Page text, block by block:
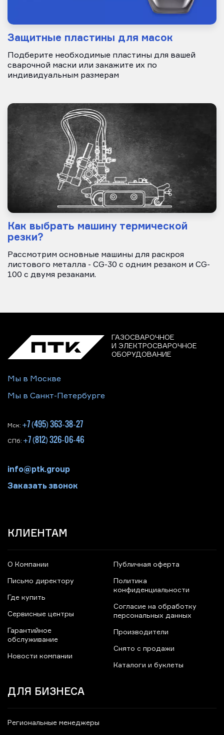
Защитные пластины для масок
Подберите необходимые пластины для вашей
сварочной маски или закажите их по
индивидуальным размерам
Как выбрать машину термической
резки?
Рассмотрим основные машины для раскроя
листового металла - CG-30 c одним резаком и CG-
100 с двумя резаками.
ГАЗОСВАРОЧНОЕ
И ЭЛЕКТРОСВАРОЧНОЕ
ОБОРУДОВАНИЕ
Мы в Москве
Мы в Санкт-Петербурге
Мск: +7 (495) 363-38-27
СПб: +7 (812) 326-06-46
info@ptk.group
Заказать звонок
КЛИЕНТАМ
О Компании
Письмо директору
Где купить
Сервисные центры
Гарантийное
обслуживание
Новости компании
Публичная оферта
Политика
конфиденциальности
Согласие на обработку
персональных данных
Производители
Снято с продажи
Каталоги и буклеты
ДЛЯ БИЗНЕСА
Региональные менеджеры